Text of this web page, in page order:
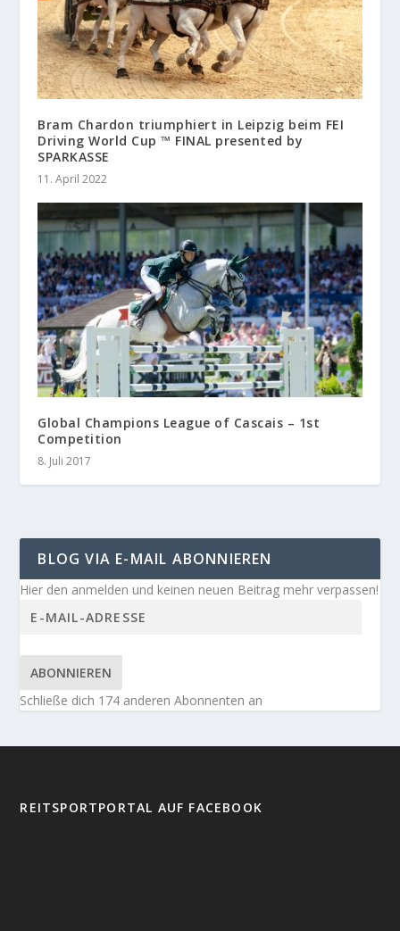
Bram Chardon triumphiert in Leipzig beim FEI
Driving World Cup ™ FINAL presented by
SPARKASSE
11. April 2022
Global Champions League of Cascais – 1st
Competition
8. Juli 2017
BLOG VIA E-MAIL ABONNIEREN
Hier den anmelden und keinen neuen Beitrag mehr verpassen!
ABONNIEREN
Schließe dich 174 anderen Abonnenten an
REITSPORTPORTAL AUF FACEBOOK